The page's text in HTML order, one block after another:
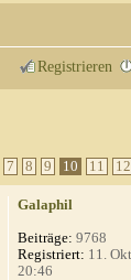
Registrieren
7 8 9 10 11 12
Galaphil
Beiträge: 9768
Registriert: 11.
20:46